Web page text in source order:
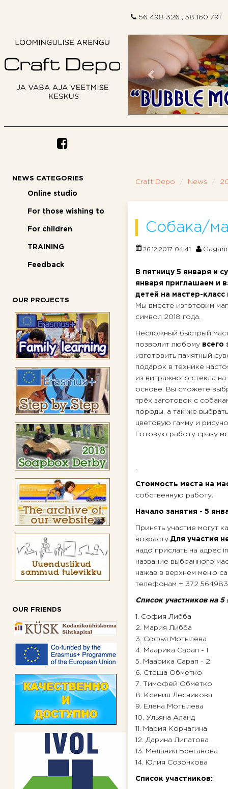
56 498 326 , 58 160 791
Previous
NEWS CATEGORIES
Online studio
For those wishing to
For children
TRAINING
Feedback
OUR PROJECTS
OUR FRIENDS
Craft Depo News
Собака/
26.12.2017 04:41
В пятницу 5 января и
января приглашаем и
детей на мастер-класс
Мы вместе изготовим
символ 2018 года.
Несложный быстрый
позволит любому всего
изготовить памятный
подарок в технике
из витражного стекла
основе. Вы сможете
трёх заготовок с
породы, а так же
цветовую гамму и
Готовую работу сразу
.
Стоимость места на
собственную работу.
Начало занятия - 5
Принять участие могут
возрасту.Для участия
надо прислать на
название выбранного
нажав в верхнем меню
телефонам + 372
Список участников на 5
1. София Либба
2. Мария Либба
3. Софья Мотылева
4. Маарика Сарап - 1
5. Маарика Сарап - 2
6. Стеша Обметко
7. Тимофей Обметко
8. Ксения Лесникова
9. Елена Мотылева
10. Ульяна Аланд
11. Мария Корчагина
12. Дарина Липатова
13. Мелания Бреганова
14. Юлия Созонкова
Список участников: